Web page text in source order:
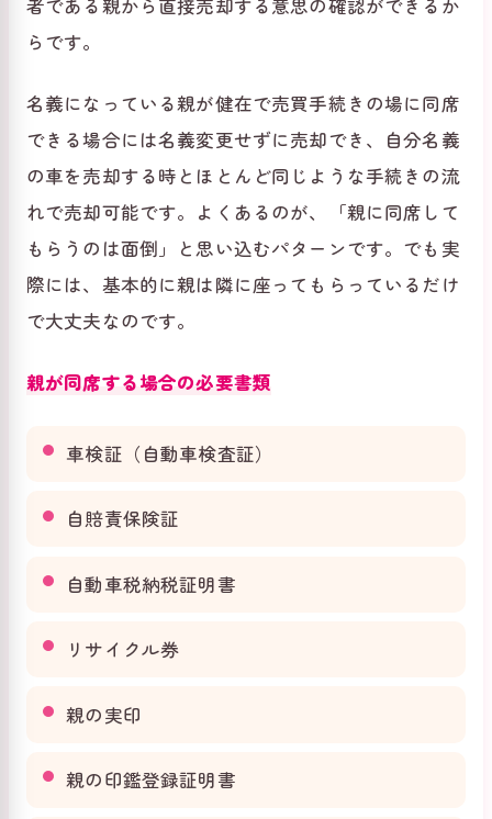
らです。
名義になっている親が健在で売買手続きの場に同席
できる場合には名義変更せずに売却でき、自分名義
の車を売却する時とほとんど同じような手続きの流
れで売却可能です。よくあるのが、「親に同席して
もらうのは面倒」と思い込むパターンです。でも実
際には、基本的に親は隣に座ってもらっているだけ
で大丈夫なのです。
親が同席する場合の必要書類
車検証（自動車検査証）
自賠責保険証
自動車税納税証明書
リサイクル券
親の実印
親の印鑑登録証明書